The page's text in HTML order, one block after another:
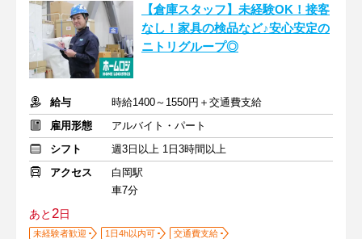
【倉庫スタッフ】未経験OK！接客
なし！家具の検品など♪安心安定の
ニトリグループ◎
給与
時給1400～1550円＋交通費支給
雇用形態
アルバイト・パート
シフト
週3日以上 1日3時間以上
アクセス
白岡駅
車7分
あと2日
未経験者歓迎 1日4h以内可
交通費支給